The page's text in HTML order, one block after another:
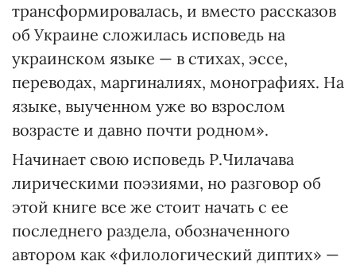
трансформировалась, и вместо рассказов
об Украине сложилась исповедь на
украинском языке — в стихах, эссе,
переводах, маргиналиях, монографиях. На
языке, выученном уже во взрослом
возрасте и давно почти родном».
Начинает свою исповедь Р.Чилачава
лирическими поэзиями, но разговор об
этой книге все же стоит начать с ее
последнего раздела, обозначенного
автором как «филологический диптих» —